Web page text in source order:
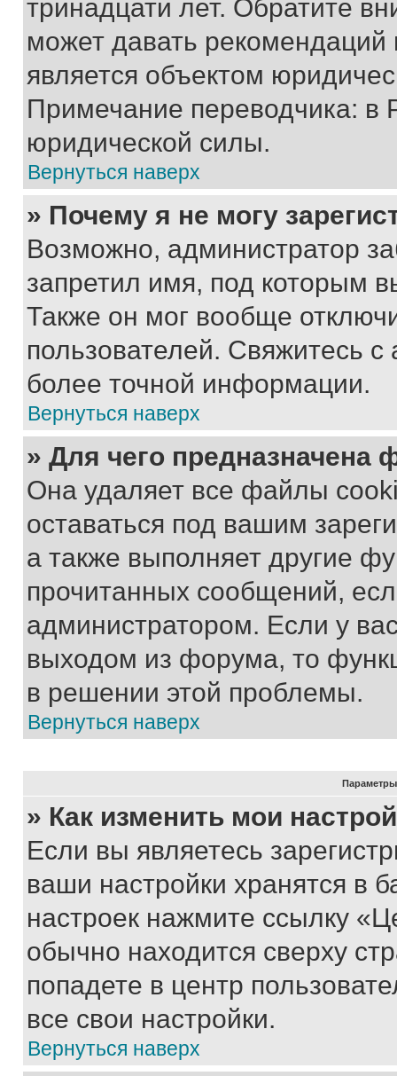
тринадцати лет. Обратите
может давать
является объектом
Примечание переводчика: в
юридической силы.
Вернуться наверх
» Почему я не могу
Возможно, администратор
запретил имя, под которым
Также он мог вообще
пользователей. Свяжитесь
более точной информации.
Вернуться наверх
» Для чего предназначена
Она удаляет все файлы
оставаться под вашим
а также выполняет другие
прочитанных сообщений,
администратором. Если у
выходом из форума, то
в решении этой проблемы.
Вернуться наверх
Параметры
» Как изменить мои
Если вы являетесь
ваши настройки хранятся в
настроек нажмите ссылку
обычно находится сверху
попадете в центр
все свои настройки.
Вернуться наверх